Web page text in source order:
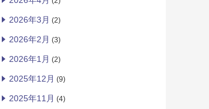
2026年3月 (2)
2026年2月 (3)
2026年1月 (2)
2025年12月 (9)
2025年11月 (4)